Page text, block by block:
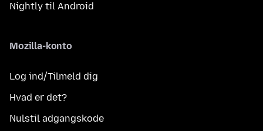
Nightly til Android
Mozilla-konto
Log ind/Tilmeld dig
Hvad er det?
Nulstil adgangskode